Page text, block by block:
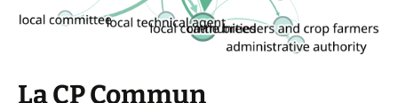
La CP Commun